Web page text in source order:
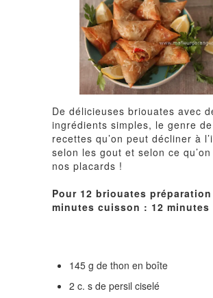
De délicieuses briouates avec
ingrédients simples, le genre de
recettes qu’on peut décliner à
selon les gout et selon ce
nos placards !
Pour 12 briouates
minutes cuisson : 12 minutes
145 g de thon en boîte
2 c. s de persil ciselé